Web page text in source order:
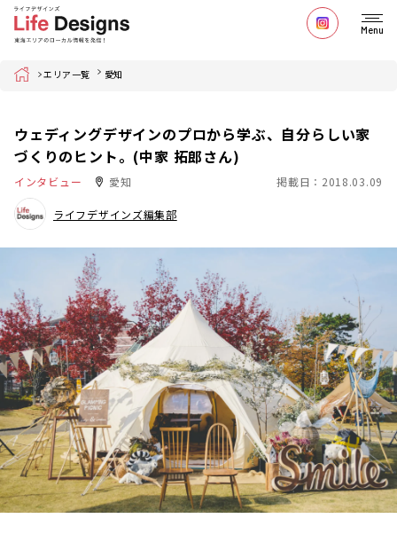
Menu
Home エリア一覧 愛知
ウェディングデザインのプロから学ぶ、自分らしい家
づくりのヒント。(中家 拓郎さん)
インタビュー 愛知 掲載日：2018.03.09
ライフデザインズ編集部